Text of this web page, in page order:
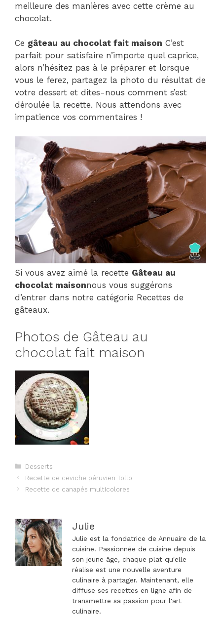
meilleure des manières avec cette crème au
chocolat.
Ce gâteau au chocolat fait maison C’est
parfait pour satisfaire n’importe quel caprice,
alors n’hésitez pas à le préparer et lorsque
vous le ferez, partagez la photo du résultat de
votre dessert et dites-nous comment s’est
déroulée la recette. Nous attendons avec
impatience vos commentaires !
Si vous avez aimé la recette Gâteau au
chocolat maisonnous vous suggérons
d’entrer dans notre catégorie Recettes de
gâteaux.
Photos de Gâteau au
chocolat fait maison
Catégories
Desserts
Navigation
des
Recette de ceviche péruvien Tollo
Recette de canapés multicolores
Julie
Julie est la fondatrice de Annuaire de la
cuisine. Passionnée de cuisine depuis
son jeune âge, chaque plat qu'elle
réalise est une nouvelle aventure
culinaire à partager. Maintenant, elle
diffuse ses recettes en ligne afin de
transmettre sa passion pour l'art
culinaire.